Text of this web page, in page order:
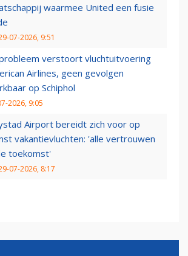
waarmee United een fusie
07-2026, 9:51
verstoort vluchtuitvoering
Airlines, geen gevolgen
op Schiphol
2026, 9:05
Airport bereidt zich voor op
vakantievluchten: 'alle vertrouwen
toekomst'
07-2026, 8:17